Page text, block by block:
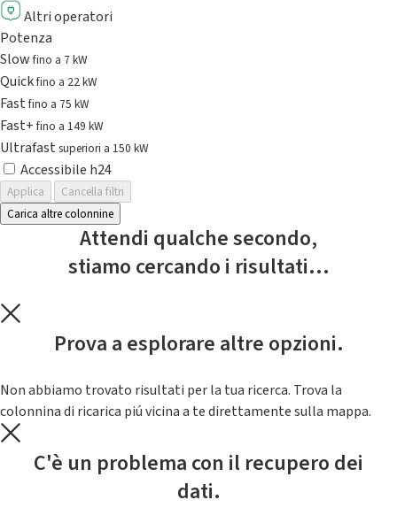
Altri operatori
Potenza
Slowfino a 7 kW
Quickfino a 22 kW
Fastfino a 75 kW
Fast+fino a 149 kW
Ultrafast superiori a 150 kW
Accessibile h24
Applica
Cancella filtri
Carica altre colonnine
Attendi qualche secondo,
stiamo cercando i risultati...
Prova a esplorare altre opzioni.
Non abbiamo trovato risultati per la tua ricerca. Trova la
colonnina di ricarica piú vicina a te direttamente sulla mappa.
C'è un problema con il recupero dei
dati.